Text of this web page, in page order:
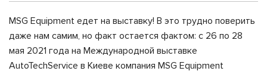
MSG Equipment едет на выставку! В это трудно поверить
даже нам самим, но факт остается фактом: с 26 по 28
мая 2021 года на Международной выставке
AutoTechService в Киеве компания MSG Equipment